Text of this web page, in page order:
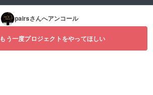
pairsさんへアンコール
もう一度プロジェクトをやってほしい